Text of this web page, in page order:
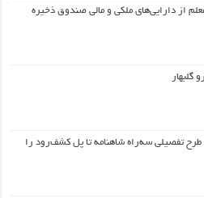
از دارایی‌های ملکی و مالی صندوق ذخیره
گلبهار
تفصیلی سه‌راه شاهنامه تا پل کشف‌رود را